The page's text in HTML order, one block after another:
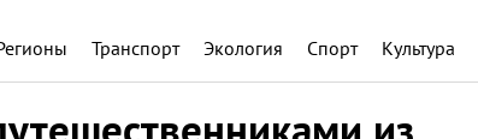
Транспорт Экология Спорт Культура